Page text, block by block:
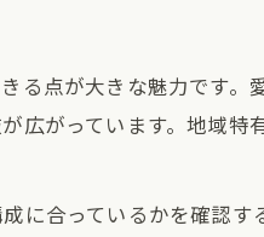
る点が大きな魅力です。
広がっています。地域特
に合っているかを確認す